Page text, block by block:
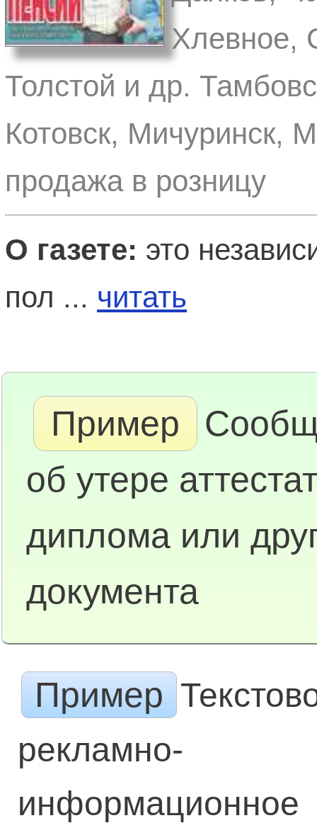
Хлевное,
Толстой и др.
Котовск, Мичуринск,
продажа в розницу
О газете: это
пол ... читать
Пример
об утере
диплома или
документа
Пример
рекламно-
информационное